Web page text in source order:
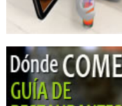
Clínica oftalmológica
Oftalmólogo pediatra
Cirujanos oftalmólogos
Clínica de ojos
Oftalmólogos para niños
Salud Integral